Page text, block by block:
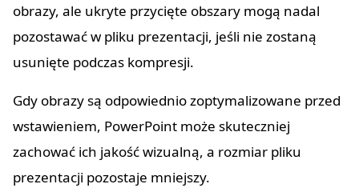
obrazy, ale ukryte przycięte obszary mogą nadal
pozostawać w pliku prezentacji, jeśli nie zostaną
usunięte podczas kompresji.
Gdy obrazy są odpowiednio zoptymalizowane przed
wstawieniem, PowerPoint może skuteczniej
zachować ich jakość wizualną, a rozmiar pliku
prezentacji pozostaje mniejszy.